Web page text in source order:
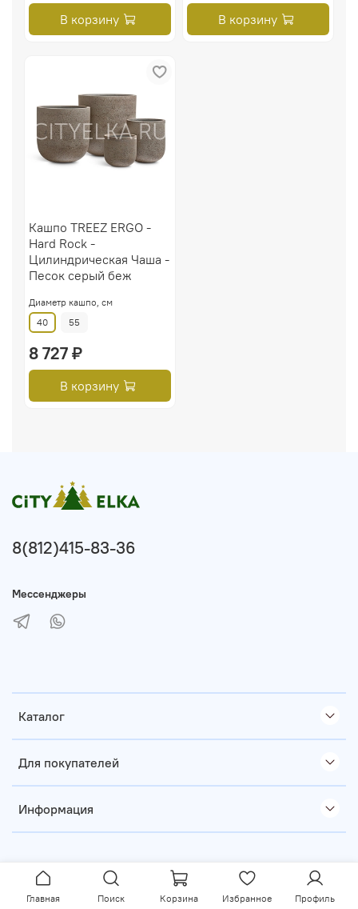
В корзину В корзину
Кашпо TREEZ ERGO -
Hard Rock -
Цилиндрическая Чаша -
Песок серый беж
Диаметр кашпо, см
40
55
8 727 ₽
В корзину
Каталог
Для покупателей
Информация
8(812)415-83-36
Мессенджеры
Главная Поиск Корзина Избранное Профиль